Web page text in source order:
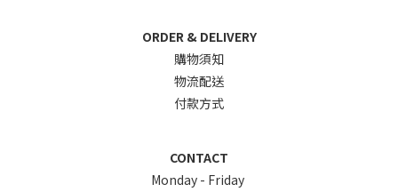
ORDER & DELIVERY
購物須知
物流配送
付款方式
CONTACT
Monday - Friday